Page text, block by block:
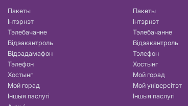
Пакеты
Інтэрнэт
Тэлебачанне
Відэакантроль
Відэадамафон
Тэлефон
Хостынг
Мой горад
Іншыя паслугі
Пакеты
Інтэрнэт
Тэлебачанне
Відэакантроль
Тэлефон
Хостынг
Мой горад
Мой універсітэт
Іншыя паслугі